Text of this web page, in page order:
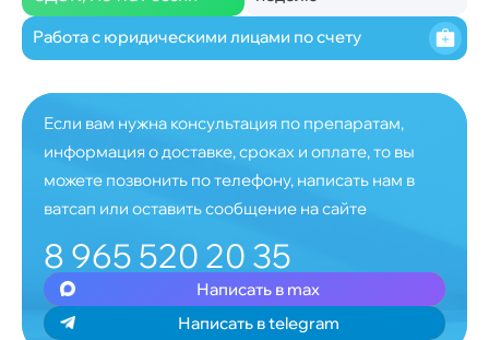
Работа с юридическими лицами по счету
Если вам нужна консультация по препаратам,
информация о доставке, сроках и оплате, то вы
можете позвонить по телефону, написать нам в
ватсап или оставить сообщение на сайте
8 965 520 20 35
Написать в max
Написать в telegram